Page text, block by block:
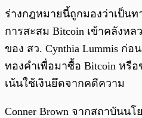
ร่างกฎหมายนี้ถูกมองว่าเป็น
การสะสม Bitcoin เข้าคลังห
ของ สว. Cynthia Lummis ก่
ทองคำเพื่อมาซื้อ Bitcoin หรือ
เน้นใช้เงินยึดจากคดีความ
Conner Brown จากสถาบันนโ